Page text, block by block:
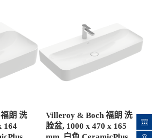
朗 洗
164
Villeroy & Boch 福朗 洗
脸盆, 1000 x 470 x 165